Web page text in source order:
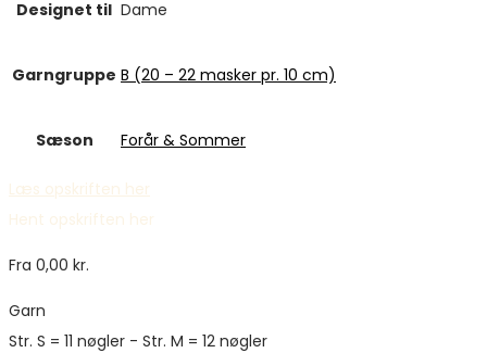
Designet til Dame
Garngruppe B (20 – 22 masker pr. 10 cm)
Sæson Forår & Sommer
Læs opskriften her
Hent opskriften her
Fra 0,00 kr.
Garn
Str. S = 11 nøgler - Str. M = 12 nøgler